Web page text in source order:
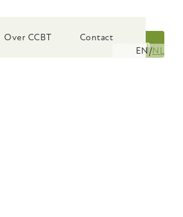
Over CCBT Contact
Zoeken
EN NL